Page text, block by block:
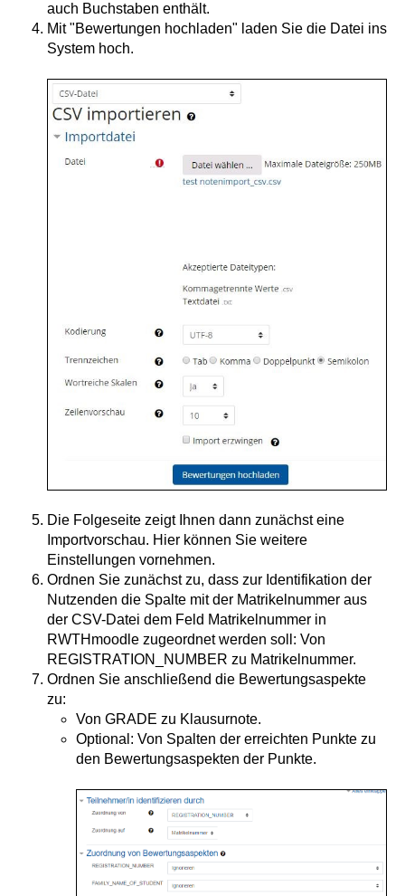
auch Buchstaben enthält.
Mit "Bewertungen hochladen" laden Sie die Datei ins
System hoch.
Die Folgeseite zeigt Ihnen dann zunächst eine
Importvorschau. Hier können Sie weitere
Einstellungen vornehmen.
Ordnen Sie zunächst zu, dass zur Identifikation der
Nutzenden die Spalte mit der Matrikelnummer aus
der CSV-Datei dem Feld Matrikelnummer in
RWTHmoodle zugeordnet werden soll: Von
REGISTRATION_NUMBER zu Matrikelnummer.
Ordnen Sie anschließend die Bewertungsaspekte
zu:
Von GRADE zu Klausurnote.
Optional: Von Spalten der erreichten Punkte zu
den Bewertungsaspekten der Punkte.